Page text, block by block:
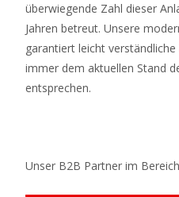
überwiegende Zahl dieser
Jahren betreut. Unsere
garantiert leicht
immer dem aktuellen Stand
entsprechen.
Unser B2B Partner im